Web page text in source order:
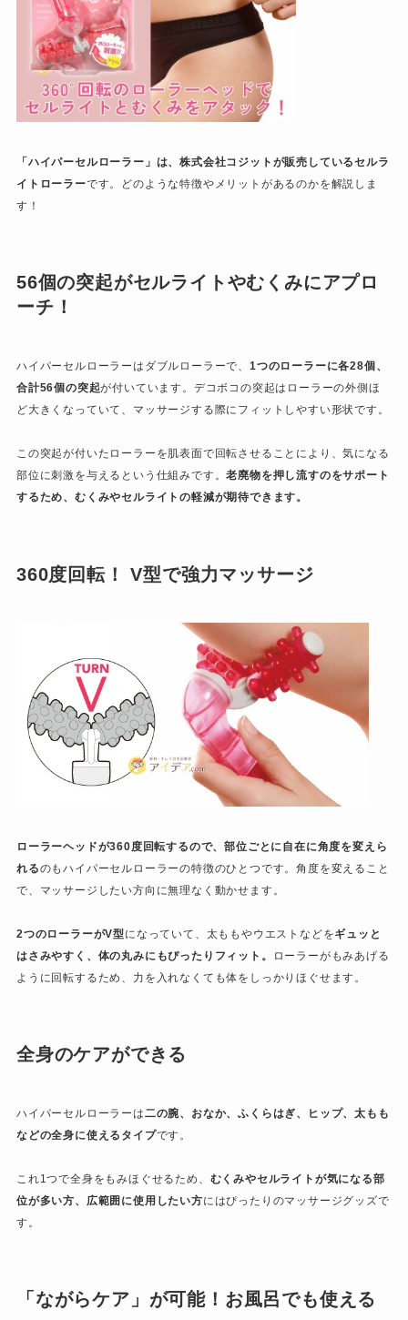
「ハイパーセルローラー」は、株式会社コジットが販売しているセルラ
イトローラーです。どのような特徴やメリットがあるのかを解説しま
す！
56個の突起がセルライトやむくみにアプロ
ーチ！
ハイパーセルローラーはダブルローラーで、1つのローラーに各28個、
合計56個の突起が付いています。デコボコの突起はローラーの外側ほ
ど大きくなっていて、マッサージする際にフィットしやすい形状です。
この突起が付いたローラーを肌表面で回転させることにより、気になる
部位に刺激を与えるという仕組みです。老廃物を押し流すのをサポート
するため、むくみやセルライトの軽減が期待できます。
360度回転！ V型で強力マッサージ
ローラーヘッドが360度回転するので、部位ごとに自在に角度を変えら
れるのもハイパーセルローラーの特徴のひとつです。角度を変えること
で、マッサージしたい方向に無理なく動かせます。
2つのローラーがV型になっていて、太ももやウエストなどをギュッと
はさみやすく、体の丸みにもぴったりフィット。
ローラーがもみあげる
ように回転するため、力を入れなくても体をしっかりほぐせます。
全身のケアができる
ハイパーセルローラーは二の腕、おなか、ふくらはぎ、ヒップ、太もも
などの全身に使えるタイプです。
これ1つで全身をもみほぐせるため、 むくみやセルライトが気になる部
位が多い方、広範囲に使用したい方にはぴったりのマッサージグッズで
す。
「ながらケア」が可能！お風呂でも使える